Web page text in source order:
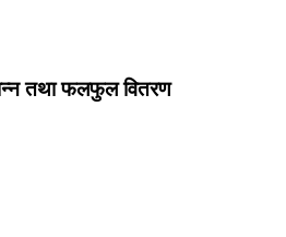
तथा फलफुल वितरण